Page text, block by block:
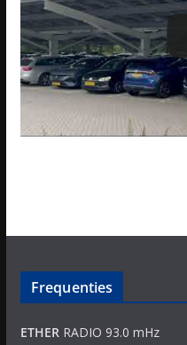
Frequenties
ETHERRADIO 93.0 mHz